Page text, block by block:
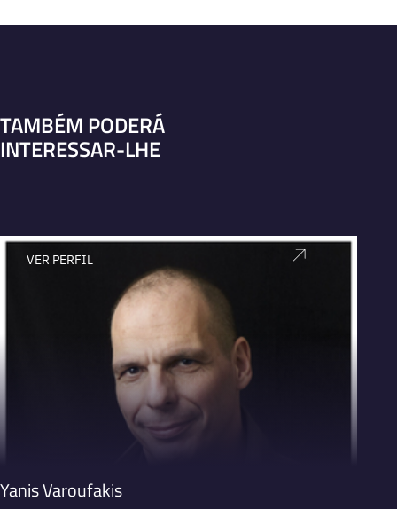
TAMBÉM PODERÁ
INTERESSAR-LHE
VER PERFIL
Yanis Varoufakis